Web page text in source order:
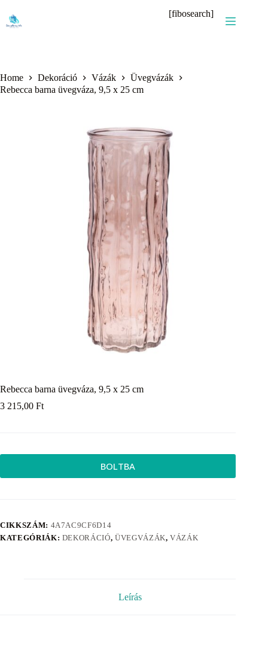
content
[fibosearch]
Home Dekoráció Vázák
Üvegvázák
Rebecca barna üvegváza, 9,5 x 25 cm
Rebecca barna üvegváza, 9,5 x 25 cm
3 215,00 Ft
BOLTBA
CIKKSZÁM: 4A7AC9CF6D14
KATEGÓRIÁK: DEKORÁCIÓ, ÜVEGVÁZÁK,VÁZÁK
Leírás